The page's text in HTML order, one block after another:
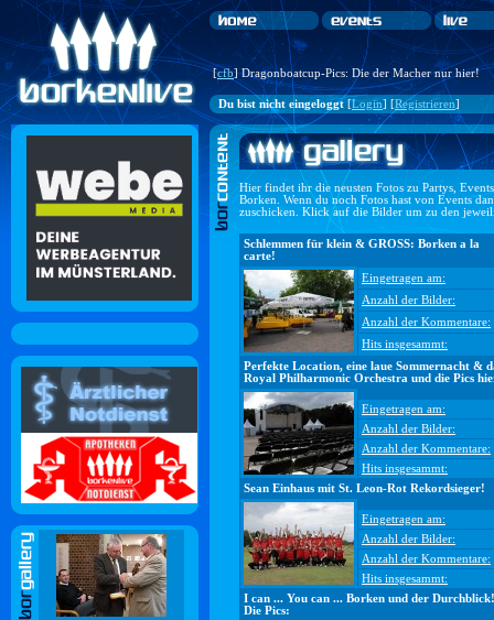
[cfb] Dragonboatcup-Pics: Die der Macher nur hier!
Du bist nicht eingeloggt[Login] [Registrieren]
Hier findet ihr die neusten Fotos zu Partys,
Borken. Wenn du noch Fotos hast von Events
zuschicken. Klick auf die Bilder um zu den
Schlemmen für klein & GROSS: Borken a la
carte!
Eingetragen am:
Anzahl der Bilder:
Anzahl der Kommentare:
Hits insgesammt:
Perfekte Location, eine laue Sommernacht &
Royal Philharmonic Orchestra und die Pics
Eingetragen am:
Anzahl der Bilder:
Anzahl der Kommentare:
Hits insgesammt:
Sean Einhaus mit St. Leon-Rot Rekordsieger!
Eingetragen am:
Anzahl der Bilder:
Anzahl der Kommentare:
Hits insgesammt:
I can ... You can ... Borken und der Durchblick!
Die Pics: